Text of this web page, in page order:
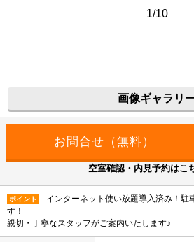
1/10
画像ギャラリ
空室確認・内見予約はこ
ポイント
インターネット使い放題導入済み！駐
す！
親切・丁寧なスタッフがご案内いたします♪